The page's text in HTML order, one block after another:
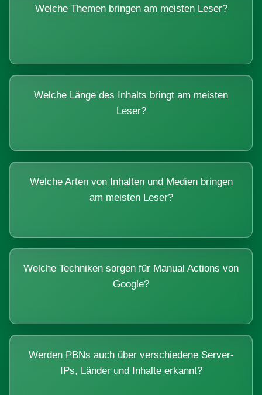
Welche Themen bringen am meisten Leser?
Welche Länge des Inhalts bringt am meisten
Leser?
Welche Arten von Inhalten und Medien bringen
am meisten Leser?
Welche Techniken sorgen für Manual Actions von
Google?
Werden PBNs auch über verschiedene Server-
IPs, Länder und Inhalte erkannt?